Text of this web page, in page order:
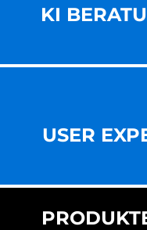
KI
USER